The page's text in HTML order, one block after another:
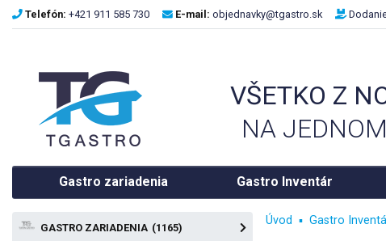
Telefón: +421 911 585 730 E-mail: objednavky@tgastro.sk
VŠETKO Z
NA
Gastro zariadenia Gastro Inventár
GASTRO ZARIADENIA (1165)
Úvod Gastro